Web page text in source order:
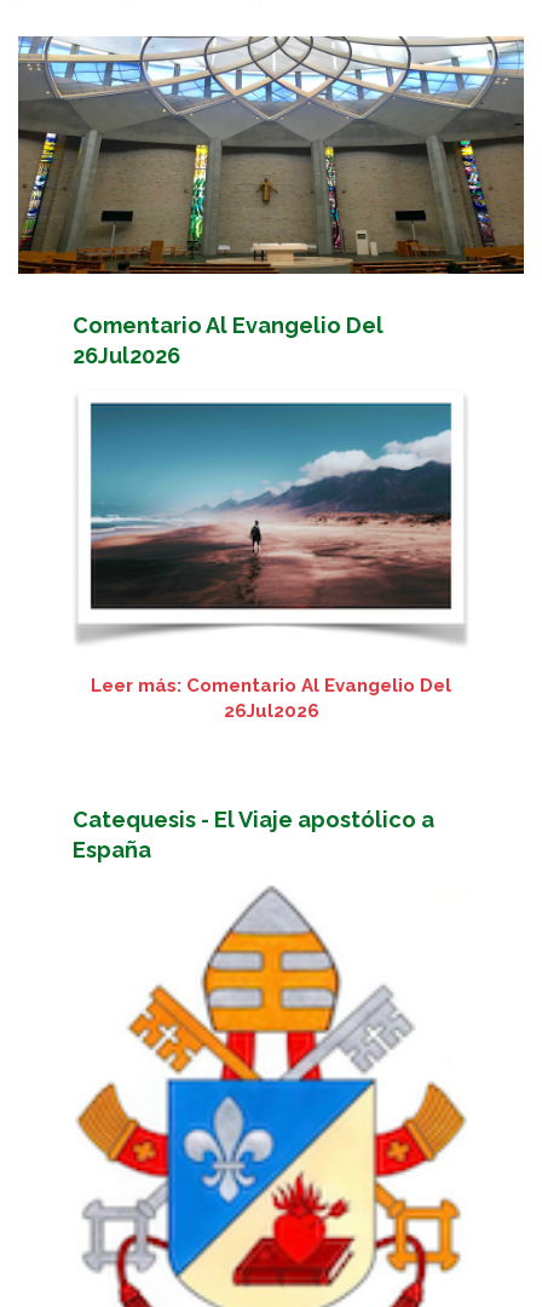
Comentario Al Evangelio Del
26Jul2026
Leer más: Comentario Al Evangelio Del
26Jul2026
Catequesis - El Viaje apostólico a
España